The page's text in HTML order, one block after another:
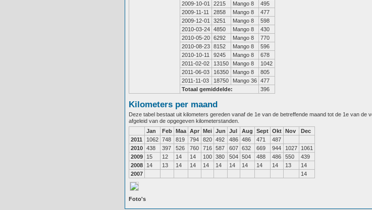
2009-10-01
2215 Mango 8
495
2009-11-11
2858 Mango 8
477
2009-12-01
3251 Mango 8
598
2010-03-24 4850 Mango 8
430
2010-05-20 6292 Mango 8
770
2010-08-23 8152 Mango 8
596
2010-10-11
9245 Mango 8
678
2011-02-02
13150 Mango 8
1042
2011-06-03
16350 Mango 8
805
2011-11-03
18750 Mango 36 477
Totaal gemiddelde:
396
Kilometers per maand
Deze tabel bestaat uit kilometers gereden vanaf de 1e van de betreffende maand tot de 1e van
afgeleid van de opgegeven kilometerstanden.
Jan
Feb Maa Apr Mei Jun Jul Aug Sept Okt Nov
Dec
2011
1062 748 819 794 820 492 486 486 471
487
2010 438 397 526 760 716 587 607 632 669 944 1027
1061
2009
15 12 14 14 100 380 504 504 488 486 550
439
2008
14 13 14 14 14 14 14 14 14 14 13
14
2007
14
Foto's